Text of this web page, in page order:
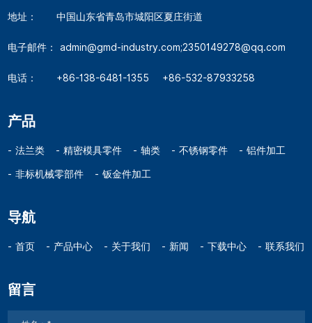
地址： 中国山东省青岛市城阳区夏庄街道
电子邮件： admin@gmd-industry.com;2350149278@qq.com
电话： +86-138-6481-1355 +86-532-87933258
产品
法兰类 精密模具零件 轴类 不锈钢零件 铝件加工
非标机械零部件 钣金件加工
导航
首页 产品中心 关于我们 新闻 下载中心 联系我们
留言